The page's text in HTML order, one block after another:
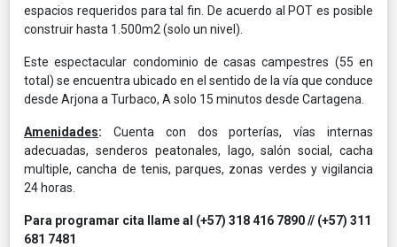
espacios requeridos para tal fin. De acuerdo al POT es posible
construir hasta 1.500m2 (solo un nivel).
Este espectacular condominio de casas campestres (55 en
total) se encuentra ubicado en el sentido de la vía que conduce
desde Arjona a Turbaco, A solo 15 minutos desde Cartagena.
Amenidades: Cuenta con dos porterías, vías internas
adecuadas, senderos peatonales, lago, salón social, cacha
multiple, cancha de tenis, parques, zonas verdes y vigilancia
24 horas.
Para programar cita llame al (+57) 318 416 7890 // (+57) 311
681 7481